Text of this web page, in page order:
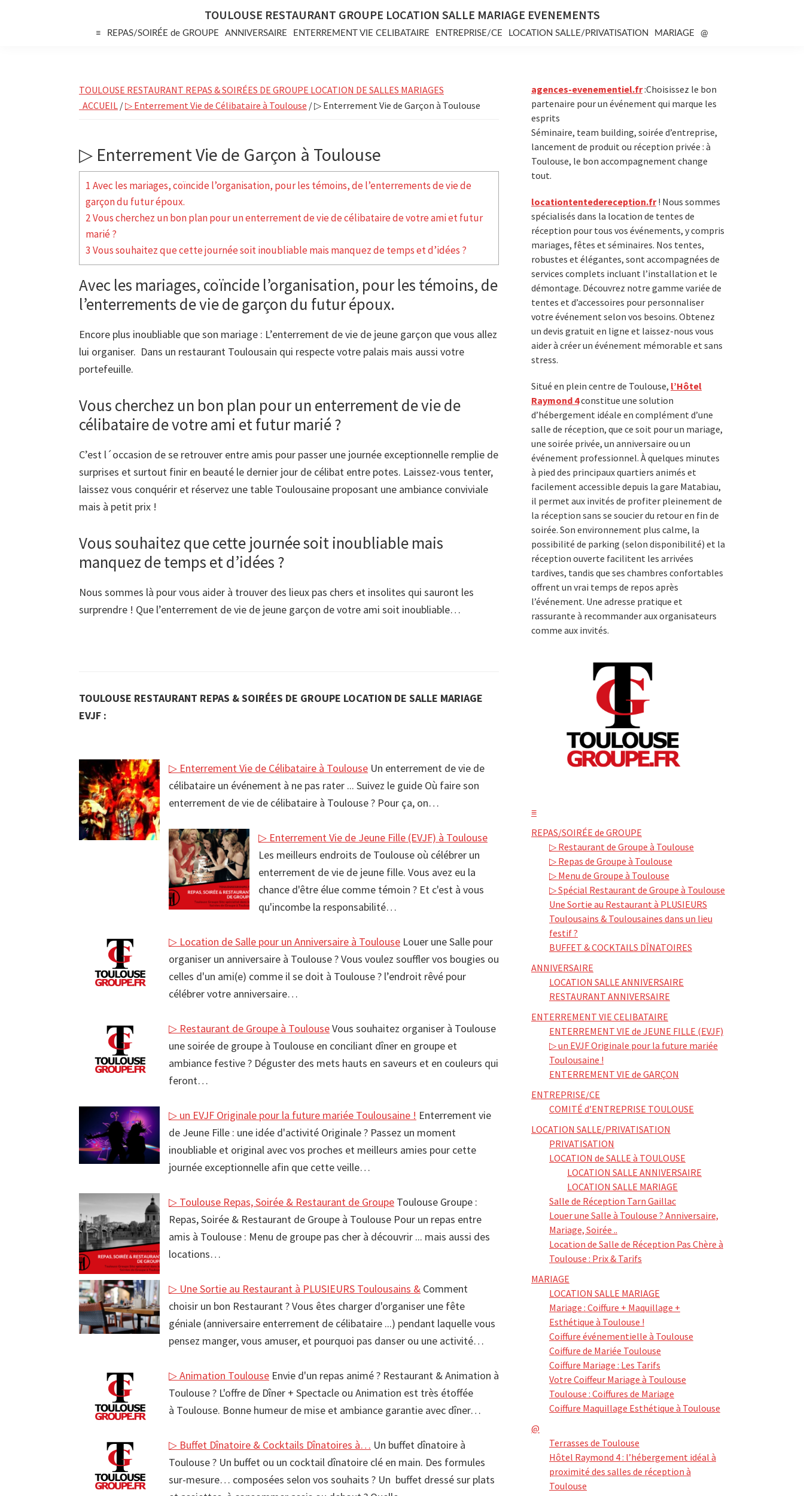
TOULOUSE RESTAURANT GROUPE LOCATION SALLE MARIAGE EVENEMENTS
≡ REPAS/SOIRÉE de GROUPE ANNIVERSAIRE ENTERREMENT VIE CELIBATAIRE ENTREPRISE/CE LOCATION SALLE/PRIVATISATION MARIAGE @
TOULOUSE RESTAURANT REPAS & SOIRÉES DE GROUPE LOCATION DE SALLES MARIAGES
ACCUEIL /▷ Enterrement Vie de Célibataire à Toulouse / ▷ Enterrement Vie de Garçon à Toulouse
▷ Enterrement Vie de Garçon à Toulouse
1 Avec les mariages, coïncide l’organisation, pour les témoins, de l’enterrements de vie de
garçon du futur époux.
2 Vous cherchez un bon plan pour un enterrement de vie de célibataire de votre ami et futur
marié ?
3 Vous souhaitez que cette journée soit inoubliable mais manquez de temps et d’idées ?
Avec les mariages, coïncide l’organisation, pour les témoins, de
l’enterrements de vie de garçon du futur époux.
Encore plus inoubliable que son mariage : L’enterrement de vie de jeune garçon que vous allez
lui organiser. Dans un restaurant Toulousain qui respecte votre palais mais aussi votre
portefeuille.
Vous cherchez un bon plan pour un enterrement de vie de
célibataire de votre ami et futur marié ?
C’est l´occasion de se retrouver entre amis pour passer une journée exceptionnelle remplie de
surprises et surtout finir en beauté le dernier jour de célibat entre potes. Laissez-vous tenter,
laissez vous conquérir et réservez une table Toulousaine proposant une ambiance conviviale
mais à petit prix !
Vous souhaitez que cette journée soit inoubliable mais
manquez de temps et d’idées ?
Nous sommes là pour vous aider à trouver des lieux pas chers et insolites qui sauront les
surprendre ! Que l’enterrement de vie de jeune garçon de votre ami soit inoubliable…
TOULOUSE RESTAURANT REPAS & SOIRÉES DE GROUPE LOCATION DE SALLE MARIAGE
EVJF :
▷ Enterrement Vie de Célibataire à Toulouse Un enterrement de vie de
célibataire un événement à ne pas rater ... Suivez le guide Où faire son
enterrement de vie de célibataire à Toulouse ? Pour ça, on…
▷ Enterrement Vie de Jeune Fille (EVJF) à Toulouse
Les meilleurs endroits de Toulouse où célébrer un
enterrement de vie de jeune fille. Vous avez eu la
chance d'être élue comme témoin ? Et c'est à vous
qu'incombe la responsabilité…
▷ Location de Salle pour un Anniversaire à Toulouse Louer une Salle pour
organiser un anniversaire à Toulouse ? Vous voulez souffler vos bougies ou
celles d'un ami(e) comme il se doit à Toulouse ? l’endroit rêvé pour
célébrer votre anniversaire…
▷ Restaurant de Groupe à ToulouseVous souhaitez organiser à Toulouse
une soirée de groupe à Toulouse en conciliant dîner en groupe et
ambiance festive ? Déguster des mets hauts en saveurs et en couleurs qui
feront…
▷ un EVJF Originale pour la future mariée Toulousaine ! Enterrement vie
de Jeune Fille : une idée d'activité Originale ? Passez un moment
inoubliable et original avec vos proches et meilleurs amies pour cette
journée exceptionnelle afin que cette veille…
▷ Toulouse Repas, Soirée & Restaurant de Groupe Toulouse Groupe :
Repas, Soirée & Restaurant de Groupe à Toulouse Pour un repas entre
amis à Toulouse : Menu de groupe pas cher à découvrir ... mais aussi des
locations…
▷ Une Sortie au Restaurant à PLUSIEURS Toulousains & Comment
choisir un bon Restaurant ? Vous êtes charger d'organiser une fête
géniale (anniversaire enterrement de célibataire ...) pendant laquelle vous
pensez manger, vous amuser, et pourquoi pas danser ou une activité…
▷ Animation Toulouse Envie d'un repas animé ? Restaurant & Animation à
Toulouse ? L'offre de Dîner + Spectacle ou Animation est très étoffée
à Toulouse. Bonne humeur de mise et ambiance garantie avec dîner…
▷ Buffet Dînatoire & Cocktails Dînatoires à… Un buffet dînatoire à
Toulouse ? Un buffet ou un cocktail dînatoire clé en main. Des formules
sur-mesure… composées selon vos souhaits ? Un buffet dressé sur plats
Primary
Sidebar
agences-evenementiel.fr:Choisissez le bon
partenaire pour un événement qui marque les
esprits
Séminaire, team building, soirée d’entreprise,
lancement de produit ou réception privée : à
Toulouse, le bon accompagnement change
tout.
locationtentedereception.fr! Nous sommes
spécialisés dans la location de tentes de
réception pour tous vos événements, y compris
mariages, fêtes et séminaires. Nos tentes,
robustes et élégantes, sont accompagnées de
services complets incluant l’installation et le
démontage. Découvrez notre gamme variée de
tentes et d’accessoires pour personnaliser
votre événement selon vos besoins. Obtenez
un devis gratuit en ligne et laissez-nous vous
aider à créer un événement mémorable et sans
stress.
Situé en plein centre de Toulouse, l’Hôtel
Raymond 4constitue une solution
d’hébergement idéale en complément d’une
salle de réception, que ce soit pour un mariage,
une soirée privée, un anniversaire ou un
événement professionnel. À quelques minutes
à pied des principaux quartiers animés et
facilement accessible depuis la gare Matabiau,
il permet aux invités de profiter pleinement de
la réception sans se soucier du retour en fin de
soirée. Son environnement plus calme, la
possibilité de parking (selon disponibilité) et la
réception ouverte facilitent les arrivées
tardives, tandis que ses chambres confortables
offrent un vrai temps de repos après
l’événement. Une adresse pratique et
rassurante à recommander aux organisateurs
comme aux invités.
≡
REPAS/SOIRÉE de GROUPE
▷ Restaurant de Groupe à Toulouse
▷ Repas de Groupe à Toulouse
▷ Menu de Groupe à Toulouse
▷ Spécial Restaurant de Groupe à Toulouse
Une Sortie au Restaurant à PLUSIEURS
Toulousains & Toulousaines dans un lieu
festif ?
BUFFET & COCKTAILS DÎNATOIRES
ANNIVERSAIRE
LOCATION SALLE ANNIVERSAIRE
RESTAURANT ANNIVERSAIRE
ENTERREMENT VIE CELIBATAIRE
ENTERREMENT VIE de JEUNE FILLE (EVJF)
▷ un EVJF Originale pour la future mariée
Toulousaine !
ENTERREMENT VIE de GARÇON
ENTREPRISE/CE
COMITÉ d’ENTREPRISE TOULOUSE
LOCATION SALLE/PRIVATISATION
PRIVATISATION
LOCATION de SALLE à TOULOUSE
LOCATION SALLE ANNIVERSAIRE
LOCATION SALLE MARIAGE
Salle de Réception Tarn Gaillac
Louer une Salle à Toulouse ? Anniversaire,
Mariage, Soirée ..
Location de Salle de Réception Pas Chère à
Toulouse : Prix & Tarifs
MARIAGE
LOCATION SALLE MARIAGE
Mariage : Coiffure + Maquillage +
Esthétique à Toulouse !
Coiffure événementielle à Toulouse
Coiffure de Mariée Toulouse
Coiffure Mariage : Les Tarifs
Votre Coiffeur Mariage à Toulouse
Toulouse : Coiffures de Mariage
Coiffure Maquillage Esthétique à Toulouse
@
Terrasses de Toulouse
Hôtel Raymond 4 : l’hébergement idéal à
proximité des salles de réception à
Toulouse